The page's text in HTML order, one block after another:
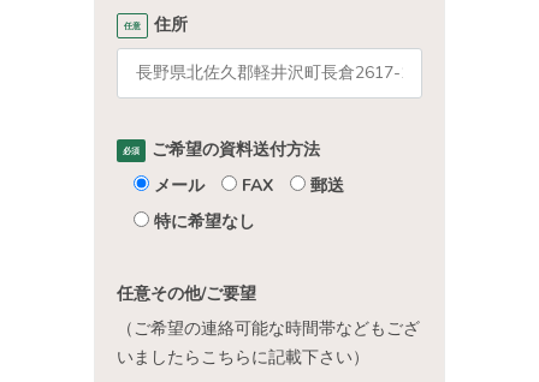
任意 住所
必須
ご希望の資料送付方法
メール
FAX
郵送
特に希望なし
任意その他/ご要望
（ご希望の連絡可能な時間帯などもござ
いましたらこちらに記載下さい）